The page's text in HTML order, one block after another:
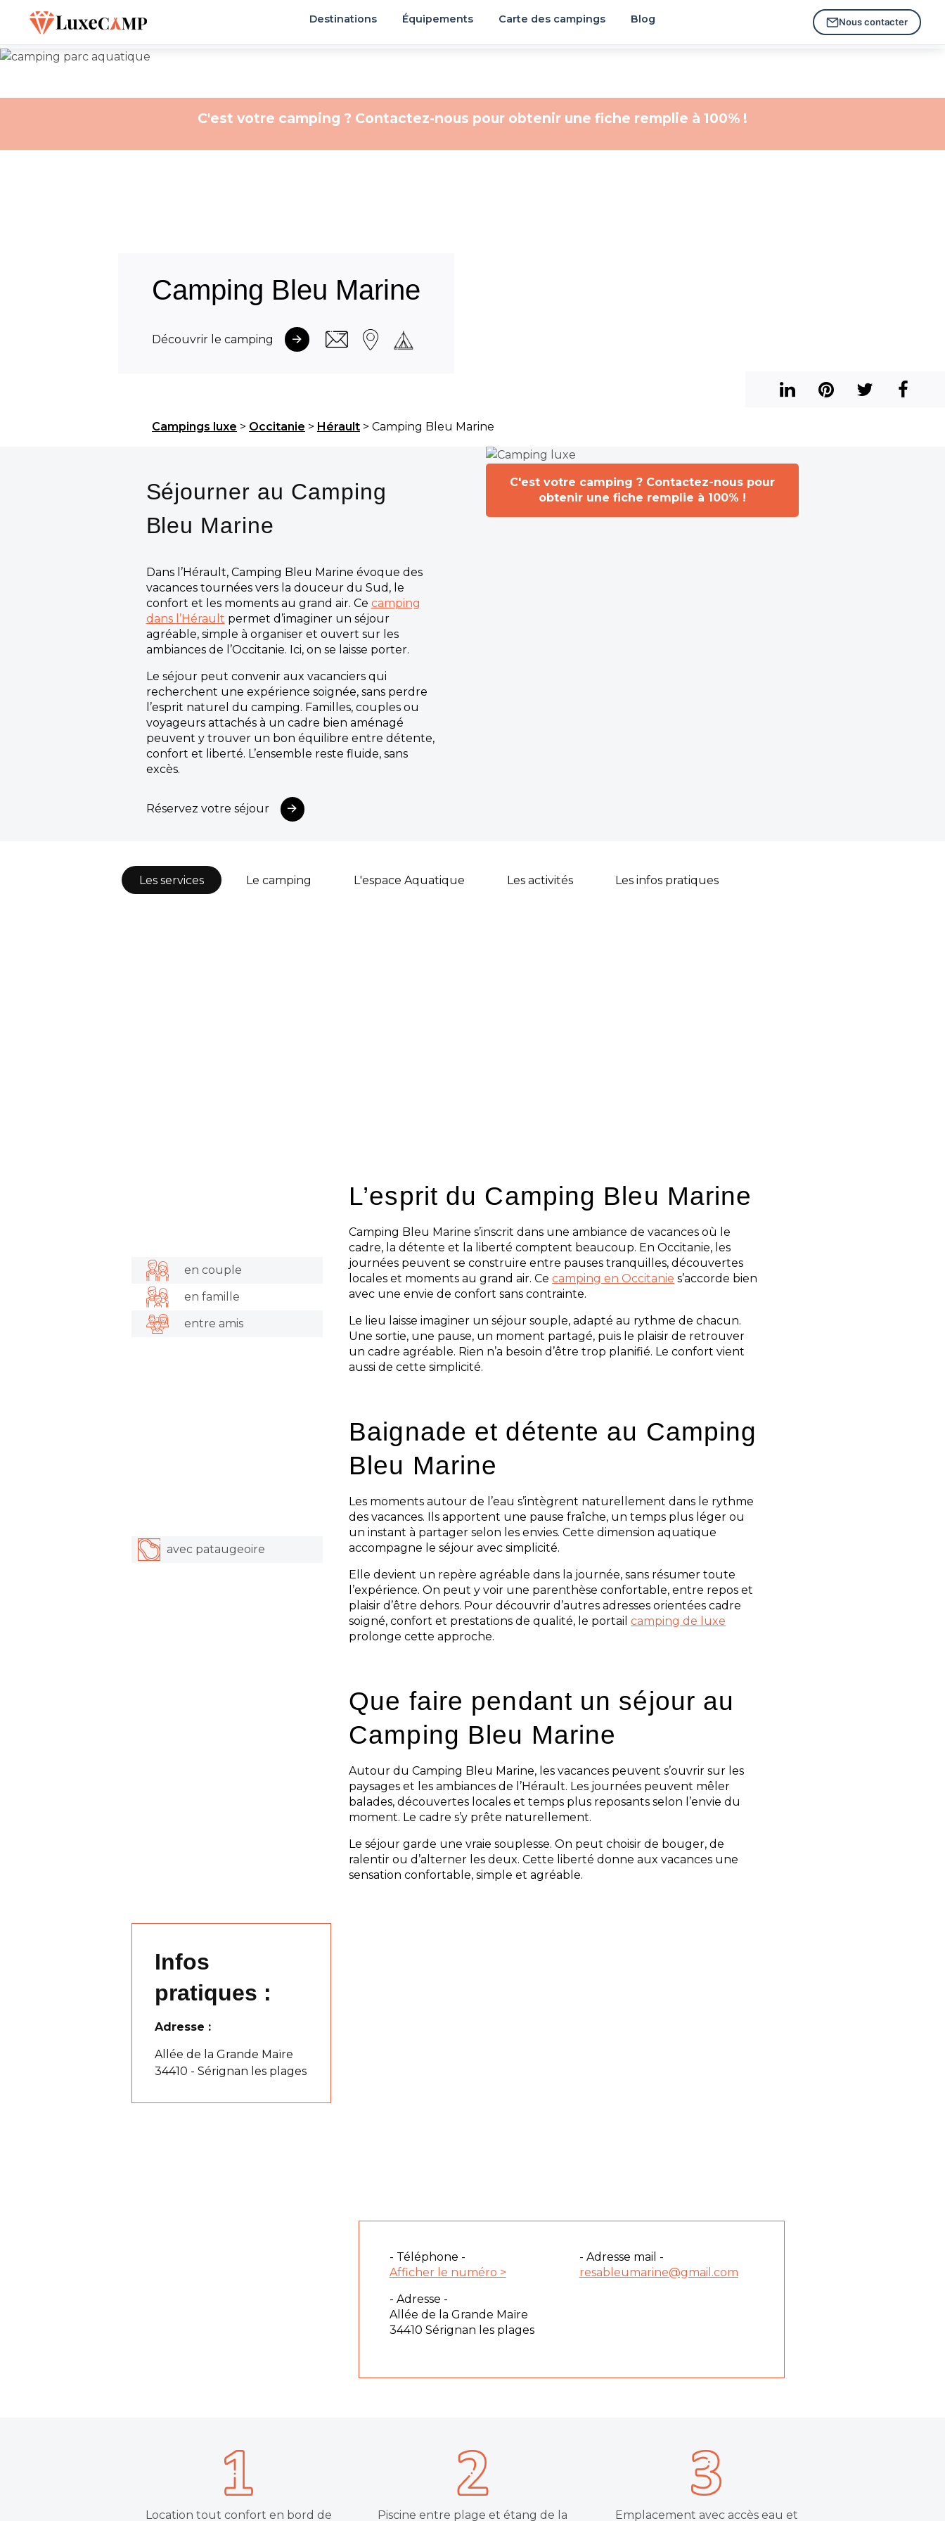
Destinations Équipements Carte des campings Blog Nous contacter
C'est votre camping ? Contactez-nous pour obtenir une fiche remplie à 100% !
Camping Bleu Marine
Découvrir le camping
Campings luxe > Occitanie > Hérault > Camping Bleu Marine
Séjourner au Camping
Bleu Marine
Dans l’Hérault, Camping Bleu Marine évoque des
vacances tournées vers la douceur du Sud, le
confort et les moments au grand air. Ce camping
dans l’Hérault permet d’imaginer un séjour
agréable, simple à organiser et ouvert sur les
ambiances de l’Occitanie. Ici, on se laisse porter.
Le séjour peut convenir aux vacanciers qui
recherchent une expérience soignée, sans perdre
l’esprit naturel du camping. Familles, couples ou
voyageurs attachés à un cadre bien aménagé
peuvent y trouver un bon équilibre entre détente,
confort et liberté. L’ensemble reste fluide, sans
excès.
Réservez votre séjour
C'est votre camping ? Contactez-nous pour
obtenir une fiche remplie à 100% !
Location tout confort en bord de Piscine entre plage et étang de la Emplacement avec accès eau et
Les services Le camping L'espace Aquatique Les activités Les infos pratiques
en couple
en famille
entre amis
L’esprit du Camping Bleu Marine
Camping Bleu Marine s’inscrit dans une ambiance de vacances où le
cadre, la détente et la liberté comptent beaucoup. En Occitanie, les
journées peuvent se construire entre pauses tranquilles, découvertes
locales et moments au grand air. Cecamping en Occitanie s’accorde bien
avec une envie de confort sans contrainte.
Le lieu laisse imaginer un séjour souple, adapté au rythme de chacun.
Une sortie, une pause, un moment partagé, puis le plaisir de retrouver
un cadre agréable. Rien n’a besoin d’être trop planifié. Le confort vient
aussi de cette simplicité.
avec pataugeoire
Baignade et détente au Camping
Bleu Marine
Les moments autour de l’eau s’intègrent naturellement dans le rythme
des vacances. Ils apportent une pause fraîche, un temps plus léger ou
un instant à partager selon les envies. Cette dimension aquatique
accompagne le séjour avec simplicité.
Elle devient un repère agréable dans la journée, sans résumer toute
l’expérience. On peut y voir une parenthèse confortable, entre repos et
plaisir d’être dehors. Pour découvrir d’autres adresses orientées cadre
soigné, confort et prestations de qualité, le portailcamping de luxe
prolonge cette approche.
Que faire pendant un séjour au
Camping Bleu Marine
Autour du Camping Bleu Marine, les vacances peuvent s’ouvrir sur les
paysages et les ambiances de l’Hérault. Les journées peuvent mêler
balades, découvertes locales et temps plus reposants selon l’envie du
moment. Le cadre s’y prête naturellement.
Le séjour garde une vraie souplesse. On peut choisir de bouger, de
ralentir ou d’alterner les deux. Cette liberté donne aux vacances une
sensation confortable, simple et agréable.
Infos
pratiques :
Adresse :
Allée de la Grande Maïre
34410 - Sérignan les plages
- Téléphone -
Afficher le numéro >
- Adresse -
Allée de la Grande Maïre
34410 Sérignan les plages
- Adresse mail -
resableumarine@gmail.com